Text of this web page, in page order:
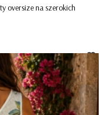
oversize na szerokich